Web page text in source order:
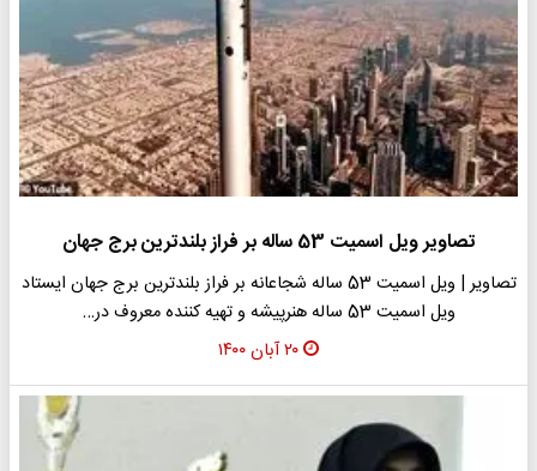
تصاویر ویل اسمیت 53 ساله بر فراز بلندترین برج جهان
تصاویر | ویل اسمیت 53 ساله شجاعانه بر فراز بلندترین برج جهان ایستاد
ویل اسمیت 53 ساله هنرپیشه و تهیه کننده معروف در…
۲۰ آبان ۱۴۰۰